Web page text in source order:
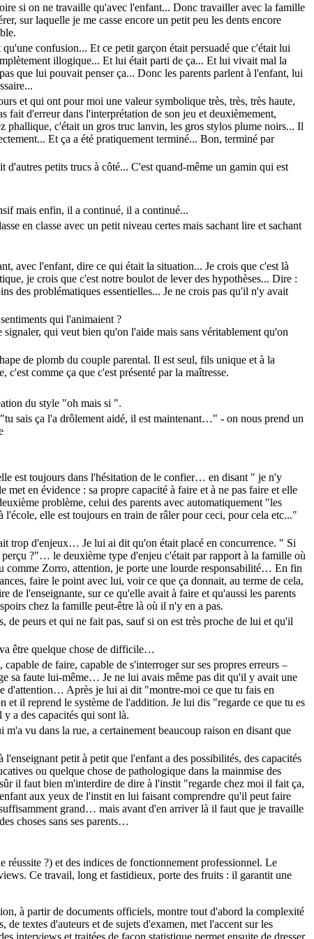
si on ne travaille qu'avec l'enfant... Donc travailler avec la famille
sur laquelle je me casse encore un petit peu les dents encore
confusion... Et ce petit garçon était persuadé que c'était lui
illogique... Et lui était parti de ça... Et lui vivait mal la
que lui pouvait penser ça... Donc les parents parlent à l'enfant, lui
et qui ont pour moi une valeur symbolique très, très, très haute,
fait d'erreur dans l'interprétation de son jeu et deuxièmement,
phallique, c'était un gros truc lanvin, les gros stylos plume noirs... Il
Et ça a été pratiquement terminé... Bon, terminé par
petits trucs à côté... C'est quand-même un gamin qui est
mais enfin, il a continué, il a continué...
en classe avec un petit niveau certes mais sachant lire et sachant
avec l'enfant, dire ce qui était la situation... Je crois que c'est là
je crois que c'est notre boulot de lever des hypothèses... Dire :
des problématiques essentielles... Je ne crois pas qu'il n'y avait
qui l'animaient ?
qui veut bien qu'on l'aide mais sans véritablement qu'on
de plomb du couple parental. Il est seul, fils unique et à la
comme ça que c'est présenté par la maîtresse.
du style "oh mais si ".
sais ça l'a drôlement aidé, il est maintenant…" - on nous prend un
est toujours dans l'hésitation de le confier… en disant " je n'y
en évidence : sa propre capacité à faire et à ne pas faire et elle
problème, celui des parents avec automatiquement "les
elle est toujours en train de râler pour ceci, pour cela etc..."
trop d'enjeux… Je lui ai dit qu'on était placé en concurrence. " Si
?"… le deuxième type d'enjeu c'était par rapport à la famille où
Zorro, attention, je porte une lourde responsabilité… En fin
faire le point avec lui, voir ce que ça donnait, au terme de cela,
l'enseignante, sur ce qu'elle avait à faire et qu'aussi les parents
chez la famille peut-être là où il n'y en a pas.
peurs et qui ne fait pas, sauf si on est très proche de lui et qu'il
être quelque chose de difficile…
de faire, capable de s'interroger sur ses propres erreurs –
sa faute lui-même… Je ne lui avais même pas dit qu'il y avait une
Après je lui ai dit "montre-moi ce que tu fais en
il reprend le système de l'addition. Je lui dis "regarde ce que tu es
a des capacités qui sont là.
vu dans la rue, a certainement beaucoup raison en disant que
petit à petit que l'enfant a des possibilités, des capacités
ou quelque chose de pathologique dans la mainmise des
il faut bien m'interdire de dire à l'instit "regarde chez moi il fait ça,
aux yeux de l'instit en lui faisant comprendre qu'il peut faire
grand… mais avant d'en arriver là il faut que je travaille
choses sans ses parents…
?) et des indices de fonctionnement professionnel. Le
Ce travail, long et fastidieux, porte des fruits : il garantit une
à partir de documents officiels, montre tout d'abord la complexité
textes d'auteurs et de sujets d'examen, met l'accent sur les
interviews et traitées de façon statistique permet ensuite de dresser